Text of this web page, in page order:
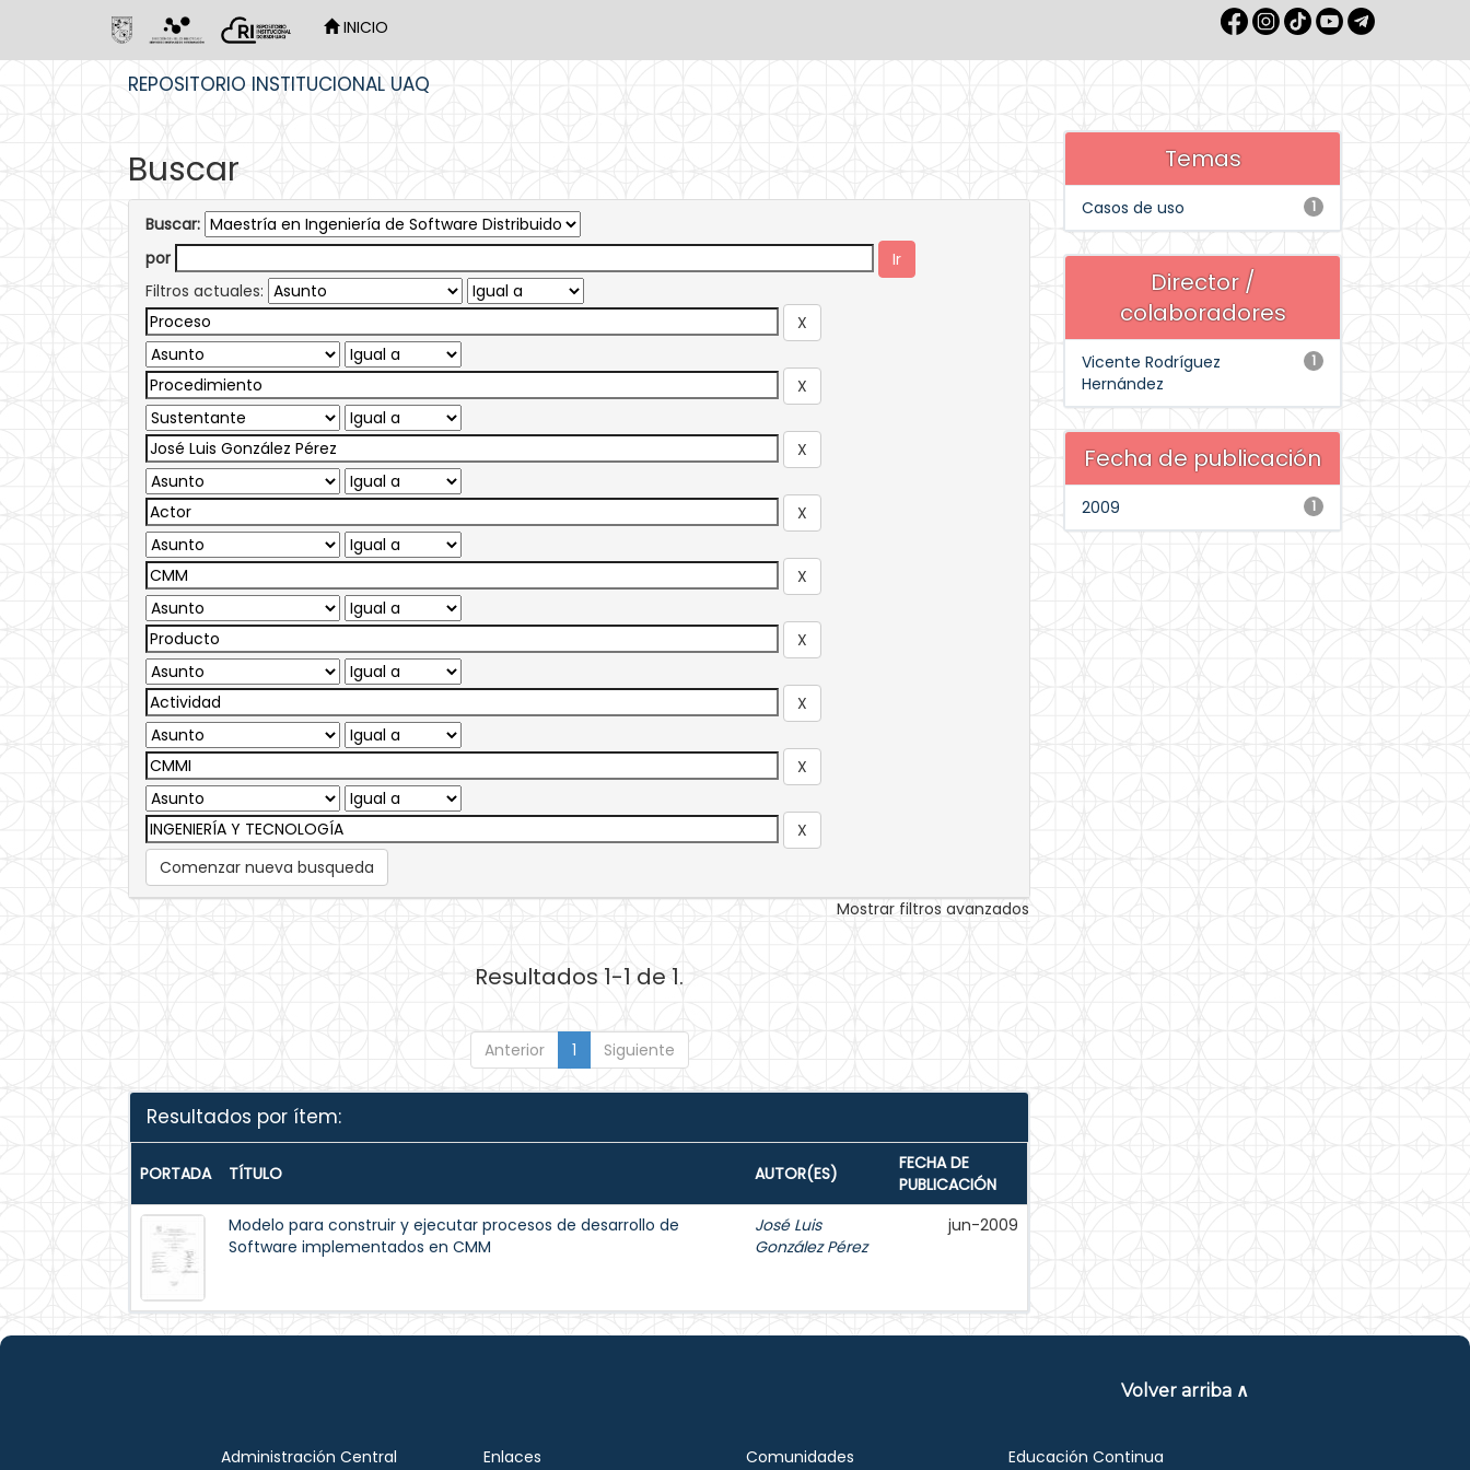
INICIO
REPOSITORIO INSTITUCIONAL UAQ
Buscar
Buscar:
por
Filtros actuales:
Comenzar nueva busqueda
Mostrar filtros avanzados
Resultados 1-1 de 1.
Anterior 1 Siguiente
Resultados por ítem:
PORTADA TÍTULO AUTOR(ES)
FECHA DE
PUBLICACIÓN
Modelo para construir y ejecutar procesos de desarrollo de
Software implementados en CMM
José Luis
González Pérez
jun-2009
Temas
1
Casos de uso
Director /
colaboradores
1
Vicente Rodríguez
Hernández
Fecha de publicación
1
2009
Volver arriba ∧
Administración Central Enlaces Comunidades Educación Continua